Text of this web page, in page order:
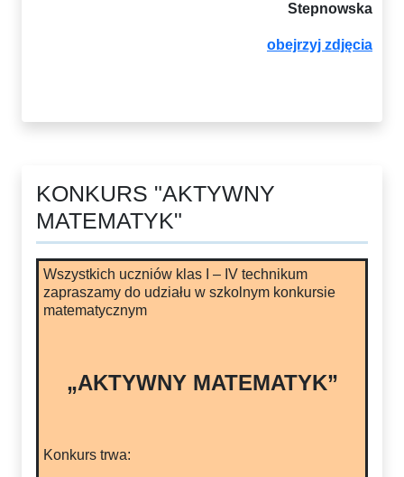
Stepnowska
obejrzyj zdjęcia
KONKURS "AKTYWNY
MATEMATYK"
Wszystkich uczniów klas I – IV technikum
zapraszamy do udziału w szkolnym konkursie
matematycznym
„AKTYWNY MATEMATYK”
Konkurs trwa: